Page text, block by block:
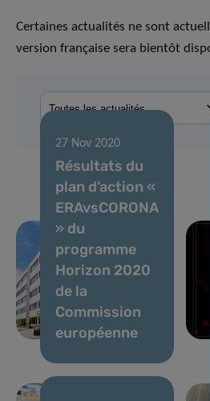
Certaines actualités ne sont
version française sera bientôt
27 Nov 2020
Résultats du
plan d’action «
ERAvsCORONA
» du
programme
Horizon 2020
de la
Commission
européenne